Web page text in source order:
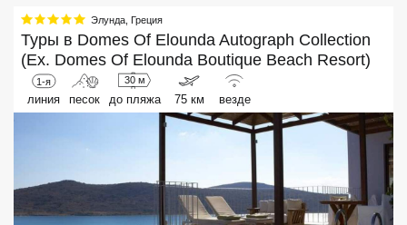
Элунда, Греция
Туры в Domes Of Elounda Autograph Collection
(Ex. Domes Of Elounda Boutique Beach Resort)
1-я
линия песок
30 м
до пляжа 75 км везде
5*
Лучшие отели 4* звезды
Недорогие отели 4*
звезды
Недорогие отели 3*
звезды